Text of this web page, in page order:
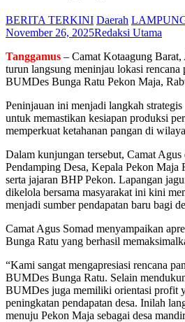
BERITA TERKINI Daerah
November 26, 2025Redaksi Utama
Tanggamus – Camat Kotaagung
turun langsung meninjau lokasi
BUMDes Bunga Ratu Pekon Maja,
Peninjauan ini menjadi langkah strategis
untuk memastikan kesiapan produksi
memperkuat ketahanan pangan di
Dalam kunjungan tersebut, Camat
Pendamping Desa, Kepala Pekon Maja
serta jajaran BHP Pekon. Lapangan
dikelola bersama masyarakat ini kini
menjadi sumber pendapatan baru bagi
Camat Agus Somad menyampaikan
Bunga Ratu yang berhasil
“Kami sangat mengapresiasi rencana
BUMDes Bunga Ratu. Selain
BUMDes juga memiliki orientasi profit
peningkatan pendapatan desa. Inilah
menuju Pekon Maja sebagai desa